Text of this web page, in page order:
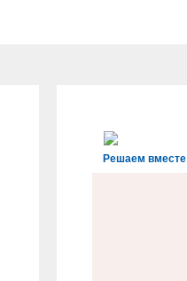
Решаем вместе